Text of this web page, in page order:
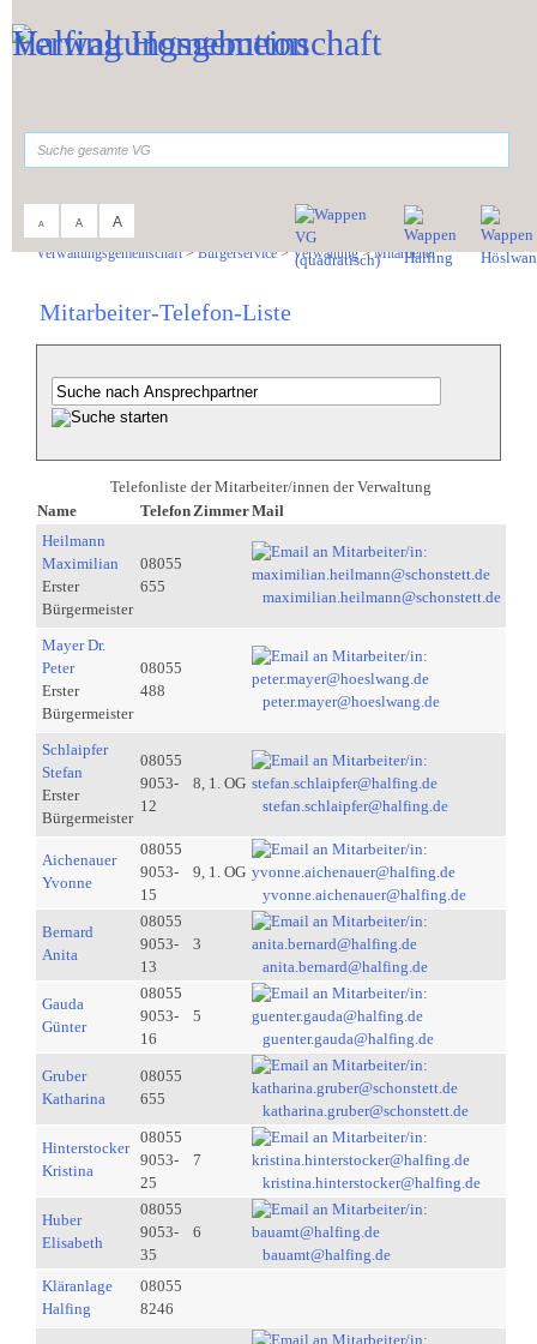
A A A
Verwaltungsgemeinschaft>Bürgerservice>Verwaltung>Mitarbeiter
Mitarbeiter-Telefon-Liste
Telefonliste der Mitarbeiter/innen der Verwaltung
Name
Telefon ZimmerMail
Heilmann
Maximilian
Erster
Bürgermeister
08055
655
maximilian.heilmann@schonstett.de
Mayer Dr.
Peter
Erster
Bürgermeister
08055
488
peter.mayer@hoeslwang.de
Schlaipfer
Stefan
Erster
Bürgermeister
08055
9053-
12
8, 1. OG
stefan.schlaipfer@halfing.de
Aichenauer
Yvonne
08055
9053-
15
9, 1. OG
yvonne.aichenauer@halfing.de
Bernard
Anita
08055
9053-
13
3
anita.bernard@halfing.de
Gauda
Günter
08055
9053-
16
5
guenter.gauda@halfing.de
Gruber
Katharina
08055
655
katharina.gruber@schonstett.de
Hinterstocker
Kristina
08055
9053-
25
7
kristina.hinterstocker@halfing.de
Huber
Elisabeth
08055
9053-
35
6
bauamt@halfing.de
Kläranlage
Halfing
08055
8246